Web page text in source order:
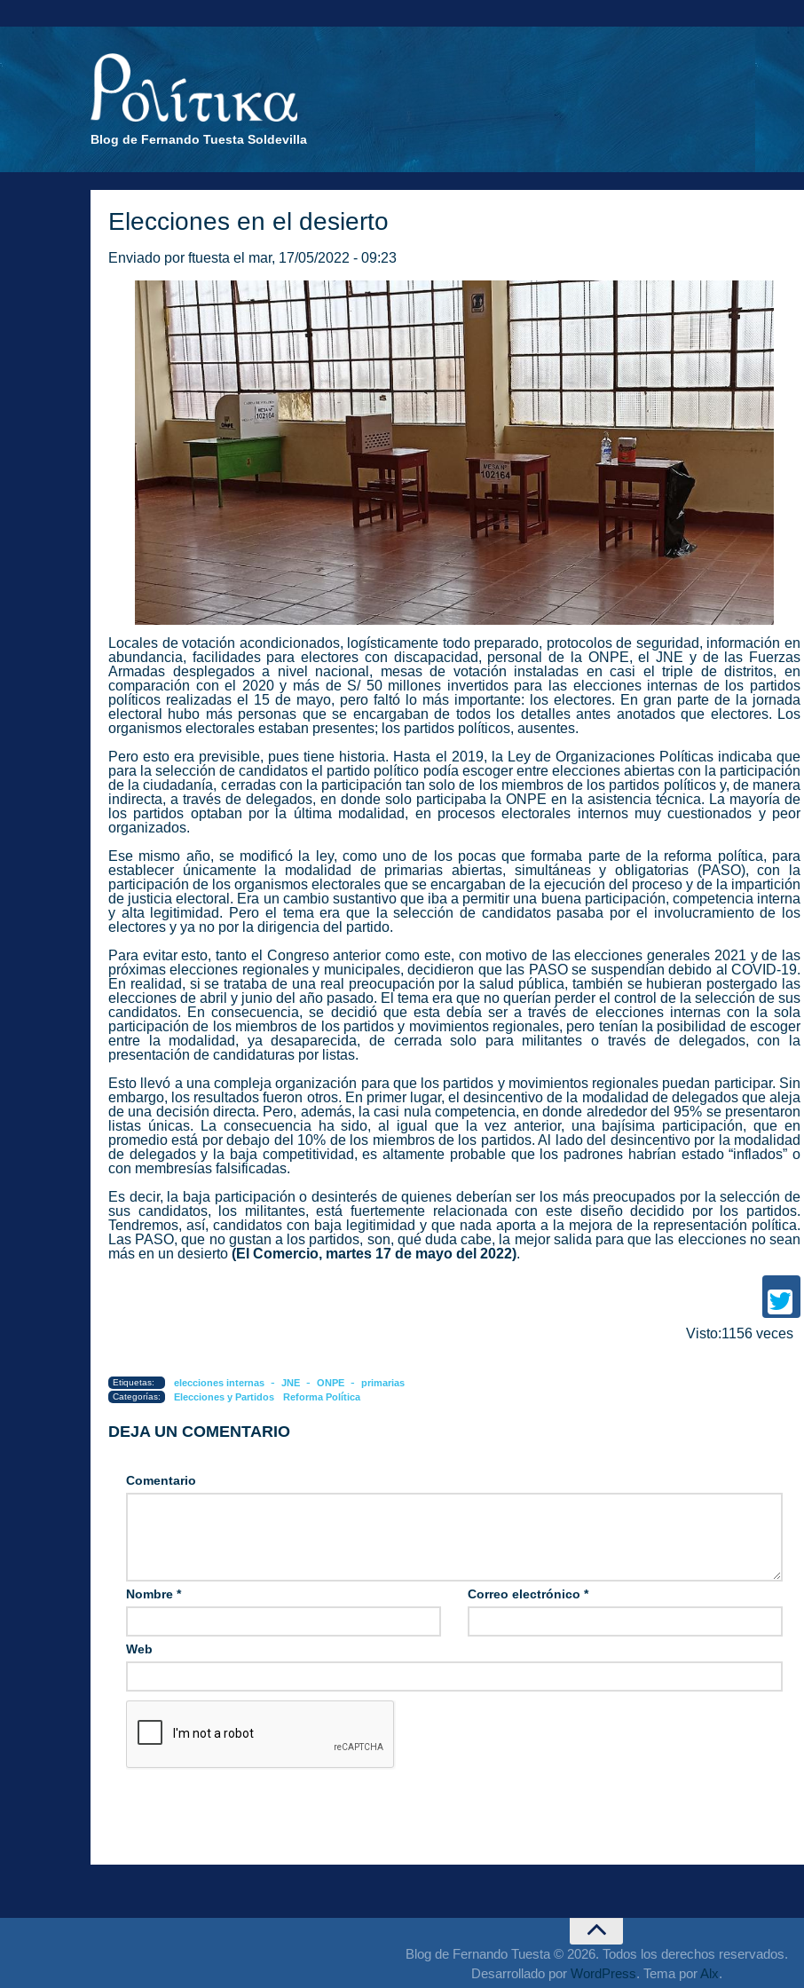
Blog de Fernando Tuesta Soldevilla
Elecciones en el desierto
Enviado por ftuesta el mar, 17/05/2022 - 09:23
Locales de votación acondicionados, logísticamente todo preparado, protocolos de seguridad, información en
abundancia, facilidades para electores con discapacidad, personal de la ONPE, el JNE y de las Fuerzas
Armadas desplegados a nivel nacional, mesas de votación instaladas en casi el triple de distritos, en
comparación con el 2020 y más de S/ 50 millones invertidos para las elecciones internas de los partidos
políticos realizadas el 15 de mayo, pero faltó lo más importante: los electores. En gran parte de la jornada
electoral hubo más personas que se encargaban de todos los detalles antes anotados que electores. Los
organismos electorales estaban presentes; los partidos políticos, ausentes.
Pero esto era previsible, pues tiene historia. Hasta el 2019, la Ley de Organizaciones Políticas indicaba que
para la selección de candidatos el partido político podía escoger entre elecciones abiertas con la participación
de la ciudadanía, cerradas con la participación tan solo de los miembros de los partidos políticos y, de manera
indirecta, a través de delegados, en donde solo participaba la ONPE en la asistencia técnica. La mayoría de
los partidos optaban por la última modalidad, en procesos electorales internos muy cuestionados y peor
organizados.
Ese mismo año, se modificó la ley, como uno de los pocas que formaba parte de la reforma política, para
establecer únicamente la modalidad de primarias abiertas, simultáneas y obligatorias (PASO), con la
participación de los organismos electorales que se encargaban de la ejecución del proceso y de la impartición
de justicia electoral. Era un cambio sustantivo que iba a permitir una buena participación, competencia interna
y alta legitimidad. Pero el tema era que la selección de candidatos pasaba por el involucramiento de los
electores y ya no por la dirigencia del partido.
Para evitar esto, tanto el Congreso anterior como este, con motivo de las elecciones generales 2021 y de las
próximas elecciones regionales y municipales, decidieron que las PASO se suspendían debido al COVID-19.
En realidad, si se trataba de una real preocupación por la salud pública, también se hubieran postergado las
elecciones de abril y junio del año pasado. El tema era que no querían perder el control de la selección de sus
candidatos. En consecuencia, se decidió que esta debía ser a través de elecciones internas con la sola
participación de los miembros de los partidos y movimientos regionales, pero tenían la posibilidad de escoger
entre la modalidad, ya desaparecida, de cerrada solo para militantes o través de delegados, con la
presentación de candidaturas por listas.
Esto llevó a una compleja organización para que los partidos y movimientos regionales puedan participar. Sin
embargo, los resultados fueron otros. En primer lugar, el desincentivo de la modalidad de delegados que aleja
de una decisión directa. Pero, además, la casi nula competencia, en donde alrededor del 95% se presentaron
listas únicas. La consecuencia ha sido, al igual que la vez anterior, una bajísima participación, que en
promedio está por debajo del 10% de los miembros de los partidos. Al lado del desincentivo por la modalidad
de delegados y la baja competitividad, es altamente probable que los padrones habrían estado “inflados” o
con membresías falsificadas.
Es decir, la baja participación o desinterés de quienes deberían ser los más preocupados por la selección de
sus candidatos, los militantes, está fuertemente relacionada con este diseño decidido por los partidos.
Tendremos, así, candidatos con baja legitimidad y que nada aporta a la mejora de la representación política.
Las PASO, que no gustan a los partidos, son, qué duda cabe, la mejor salida para que las elecciones no sean
más en un desierto (El Comercio, martes 17 de mayo del 2022).
Visto:1156 veces
Etiquetas: elecciones internas - JNE - ONPE - primarias
Categorías: Elecciones y Partidos Reforma Política
DEJA UN COMENTARIO
Comentario
Nombre * Correo electrónico *
Web
Blog de Fernando Tuesta © 2026. Todos los derechos reservados.
Desarrollado por WordPress. Tema porAlx.